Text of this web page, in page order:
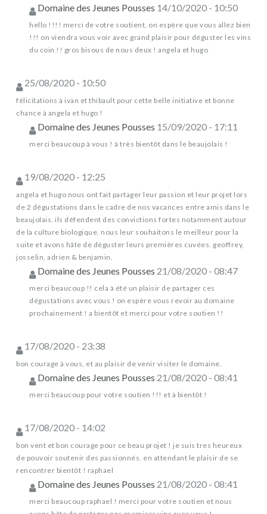
Domaine des Jeunes Pousses 14/10/2020 - 10:50
hello !!!! merci de votre soutient, on espère que vous allez bien
!!! on viendra vous voir avec grand plaisir pour déguster les vins
du coin !! gros bisous de nous deux ! angela et hugo
25/08/2020 - 10:50
félicitations à ivan et thibault pour cette belle initiative et bonne
chance à angela et hugo !
Domaine des Jeunes Pousses 15/09/2020 - 17:11
merci beaucoup à vous ! à très bientôt dans le beaujolais !
19/08/2020 - 12:25
angela et hugo nous ont fait partager leur passion et leur projet lors
de 2 dégustations dans le cadre de nos vacances entre amis dans le
beaujolais. ils défendent des convictions fortes notamment autour
de la culture biologique. nous leur souhaitons le meilleur pour la
suite et avons hâte de déguster leurs premières cuvées. geoffrey,
josselin, adrien & benjamin.
Domaine des Jeunes Pousses 21/08/2020 - 08:47
merci beaucoup !! cela à été un plaisir de partager ces
dégustations avec vous ! on espère vous revoir au domaine
prochainement ! a bientôt et merci pour votre soutien !!
17/08/2020 - 23:38
bon courage à vous, et au plaisir de venir visiter le domaine.
Domaine des Jeunes Pousses 21/08/2020 - 08:41
merci beaucoup pour votre soutien !!! et à bientôt !
17/08/2020 - 14:02
bon vent et bon courage pour ce beau projet ! je suis tres heureux
de pouvoir soutenir des passionnés. en attendant le plaisir de se
rencontrer bientôt ! raphael
Domaine des Jeunes Pousses 21/08/2020 - 08:41
merci beaucoup raphael ! merci pour votre soutien et nous